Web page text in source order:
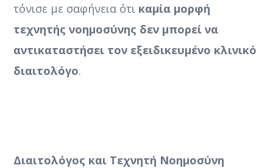
τόνισε με σαφήνεια ότι καμία μορφή
τεχνητής νοημοσύνης δεν μπορεί να
αντικαταστήσει τον εξειδικευμένο κλινικό
διαιτολόγο.
Διαιτολόγος και Τεχνητή Νοημοσύνη